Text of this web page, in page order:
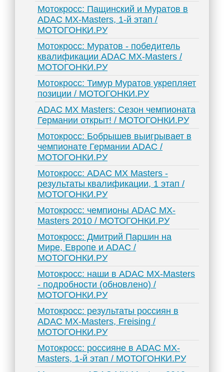
Мотокросс: Пащинский и Муратов в
ADAC MX-Masters, 1-й этап /
МОТОГОНКИ.РУ
Мотокросс: Муратов - победитель
квалификации ADAC MX-Masters /
МОТОГОНКИ.РУ
Мотокросс: Тимур Муратов укрепляет
позиции / МОТОГОНКИ.РУ
ADAC MX Masters: Сезон чемпионата
Германии открыт! / МОТОГОНКИ.РУ
Мотокросс: Бобрышев выигрывает в
чемпионате Германии ADAC /
МОТОГОНКИ.РУ
Мотокросс: ADAC MX Masters -
результаты квалификации, 1 этап /
МОТОГОНКИ.РУ
Мотокросс: чемпионы ADAC MX-
Masters 2010 / МОТОГОНКИ.РУ
Мотокросс: Дмитрий Паршин на
Мире, Европе и ADAC /
МОТОГОНКИ.РУ
Мотокросс: наши в ADAC MX-Masters
- подробности (обновлено) /
МОТОГОНКИ.РУ
Мотокросс: результаты россиян в
ADAC MX-Masters, Freising /
МОТОГОНКИ.РУ
Мотокросс: россияне в ADAC MX-
Masters, 1-й этап / МОТОГОНКИ.РУ